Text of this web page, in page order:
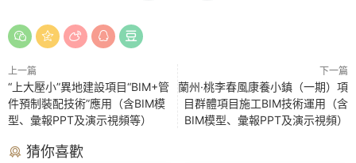
上一篇
“上大壓小”異地建設項目“BIM+管
件預制裝配技術”應用（含BIM模
型、彙報PPT及演示視頻等）
下一篇
蘭州·桃李春風康養小鎮（一期）項
目群體項目施工BIM技術運用（含
BIM模型、彙報PPT及演示視頻）
猜你喜歡